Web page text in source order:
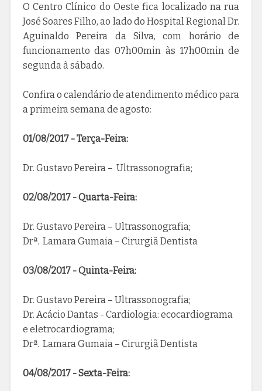
O Centro Clínico do Oeste fica localizado na rua
José Soares Filho, ao lado do Hospital Regional Dr.
Aguinaldo Pereira da Silva, com horário de
funcionamento das 07h00min às 17h00min de
segunda à sábado.
Confira o calendário de atendimento médico para
a primeira semana de agosto:
01/08/2017 - Terça-Feira:
Dr. Gustavo Pereira – Ultrassonografia;
02/08/2017 - Quarta-Feira:
Dr. Gustavo Pereira – Ultrassonografia;
Drª. Lamara Gumaia – Cirurgiã Dentista
03/08/2017 - Quinta-Feira:
Dr. Gustavo Pereira – Ultrassonografia;
Dr. Acácio Dantas - Cardiologia: ecocardiograma
e eletrocardiograma;
Drª. Lamara Gumaia – Cirurgiã Dentista
04/08/2017 - Sexta-Feira: